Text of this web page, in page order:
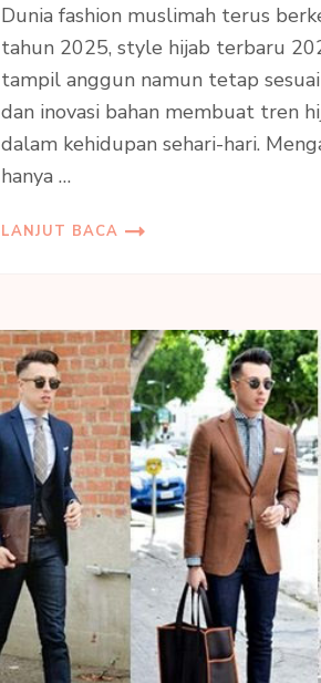
Dunia fashion muslimah terus
tahun 2025, style hijab terbaru
tampil anggun namun tetap
dan inovasi bahan membuat tren
dalam kehidupan sehari-hari.
hanya …
LANJUT BACA